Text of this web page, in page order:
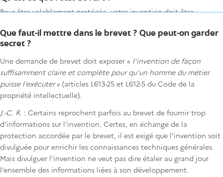
Pour être valablement protégée, votre invention doit être
au dépôt d’une demande de brevet est donc de faire le point sur
l’état de la technique de votre invention (demandes de brevet ou
brevets antérieurs, publications, articles, divulgation sur internet,
etc.).
En outre, afin de ne pas vous retrouver vous-même dans la
position du contrefacteur si vous exploitez votre invention, vous
devez a minima identifier, s’il y en a, les brevets et demandes de
brevets françaises, européennes et internationales encore en
vigueur (les 20 dernières années par mesure de sécurité) portant
sur des inventions identiques ou similaires.
Que faut-il mettre dans le brevet ? Que peut-on garder
secret ?
Une demande de brevet doit exposer « l’invention de façon
suffisamment claire et complète pour qu’un homme du métier
puisse l’exécuter» (articles L613-25 et L612-5 du Code de la
propriété intellectuelle).
J.-C. R. : Certains reprochent parfois au brevet de fournir trop
d’informations sur l’invention. Certes, en échange de la
protection accordée par le brevet, il est exigé que l’invention soit
divulguée pour enrichir les connaissances techniques générales.
Mais divulguer l’invention ne veut pas dire étaler au grand jour
l’ensemble des informations liées à son développement.